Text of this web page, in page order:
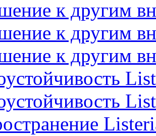
к другим
к другим
к другим